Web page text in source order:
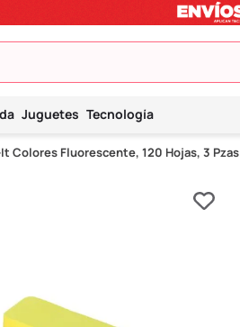
Juguetes Tecnología
Colores Fluorescente, 120 Hojas, 3 Pzas